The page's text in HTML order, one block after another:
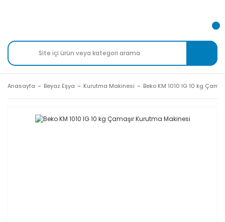
Anasayfa Beyaz Eşya Kurutma Makinesi Beko KM 1010 IG 10 kg